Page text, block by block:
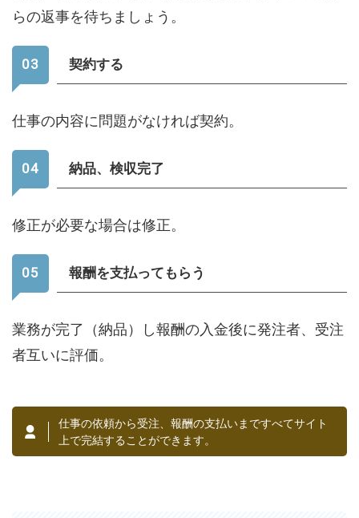
らの返事を待ちましょう。
契約する
仕事の内容に問題がなければ契約。
納品、検収完了
修正が必要な場合は修正。
報酬を支払ってもらう
業務が完了（納品）し報酬の入金後に発注者、受注
者互いに評価。
仕事の依頼から受注、報酬の支払いまですべてサイト
上で完結することができます。